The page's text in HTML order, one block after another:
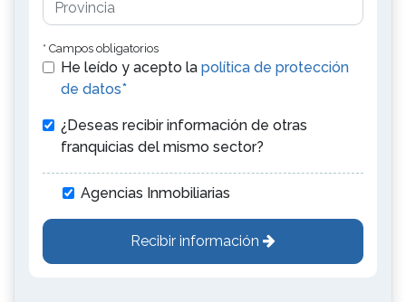
* Campos obligatorios
He leído y acepto la política de protección
de datos*
¿Deseas recibir información de otras
franquicias del mismo sector?
Agencias Inmobiliarias
Recibir información